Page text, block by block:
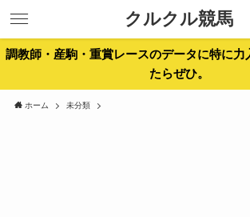
クルクル競馬
調教師・産駒・重賞レースのデータに特に力
たらぜひ。
ホーム 未分類